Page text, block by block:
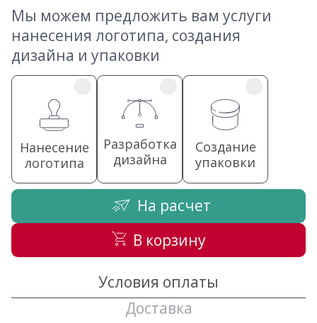
Мы можем предложить вам услуги
нанесения логотипа, создания
дизайна и упаковки
Нанесение
логотипа
Разработка
дизайна
Создание
упаковки
На расчет
В корзину
Условия оплаты
Доставка